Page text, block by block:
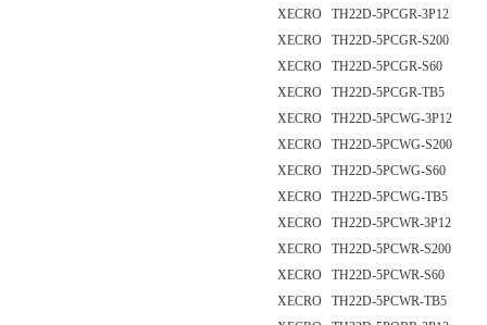
XECRO TH22D-5PCGR-3P12
XECRO TH22D-5PCGR-S200
XECRO TH22D-5PCGR-S60
XECRO TH22D-5PCGR-TB5
XECRO TH22D-5PCWG-3P12
XECRO TH22D-5PCWG-S200
XECRO TH22D-5PCWG-S60
XECRO TH22D-5PCWG-TB5
XECRO TH22D-5PCWR-3P12
XECRO TH22D-5PCWR-S200
XECRO TH22D-5PCWR-S60
XECRO TH22D-5PCWR-TB5